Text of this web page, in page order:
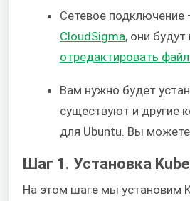
Сетевое подключение
CloudSigma, они
отредактировать
Вам нужно будет
существуют и другие
для Ubuntu. Вы
Шаг 1. Установка
На этом шаге мы установим